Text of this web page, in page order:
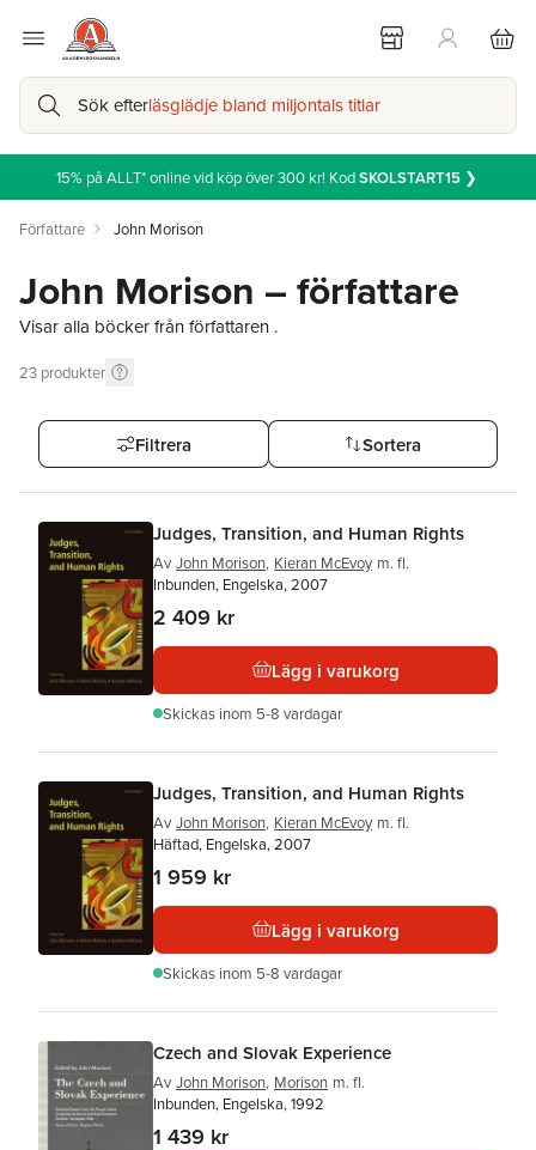
Sök efterläsglädje bland miljontals titlar
15% på ALLT* online vid köp över 300 kr! KodSKOLSTART15❯
Författare John Morison
John Morison – författare
Visar alla böcker från författaren .
23 produkter
Filtrera Sortera
Judges, Transition, and Human Rights
Av John Morison, Kieran McEvoy m. fl.
Inbunden, Engelska, 2007
2 409 kr
Lägg i varukorg
Skickas inom 5-8 vardagar
Judges, Transition, and Human Rights
Av John Morison, Kieran McEvoy m. fl.
Häftad, Engelska, 2007
1 959 kr
Lägg i varukorg
Skickas inom 5-8 vardagar
Czech and Slovak Experience
Av John Morison, Morison m. fl.
Inbunden, Engelska, 1992
1 439 kr